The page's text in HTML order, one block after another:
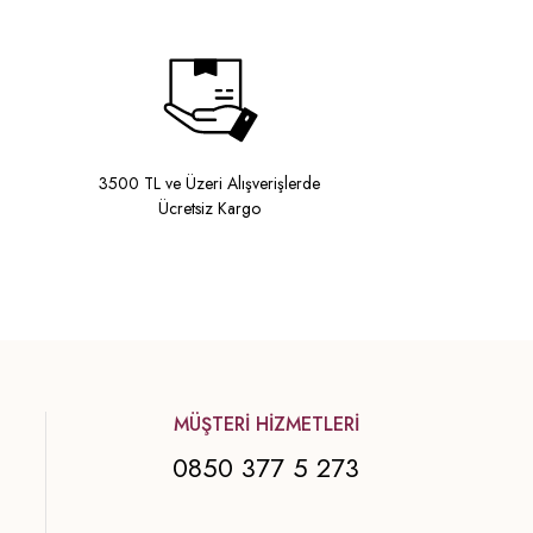
3500 TL ve Üzeri Alışverişlerde
Ücretsiz Kargo
MÜŞTERİ HİZMETLERİ
0850 377 5 273